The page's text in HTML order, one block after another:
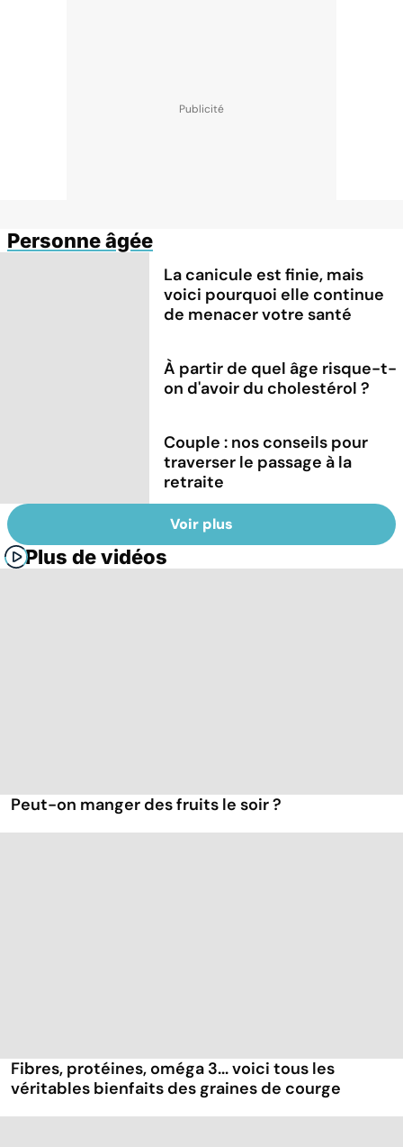
Personne âgée
La canicule est finie, mais
voici pourquoi elle continue
de menacer votre santé
À partir de quel âge risque-t-
on d'avoir du cholestérol ?
Couple : nos conseils pour
traverser le passage à la
retraite
Voir plus
Plus de vidéos
Peut-on manger des fruits le soir ?
Fibres, protéines, oméga 3... voici tous les
véritables bienfaits des graines de courge